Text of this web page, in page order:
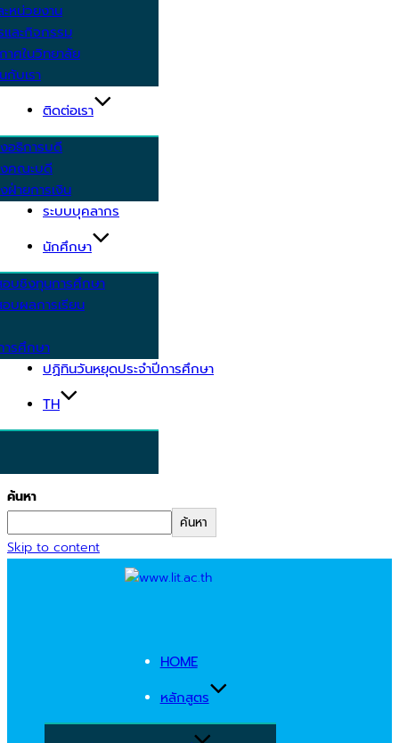
หน่วยงาน
และกิจกรรม
าศในวิทยาลัย
กับเรา
ติดต่อเรา
อธิการบดี
คณะบดี
ฝ่ายการเงิน
ระบบบุคลากร
นักศึกษา
บชิงทุนการศึกษา
บผลการเรียน
รศึกษา
ปฏิทินวันหยุดประจำปีการศึกษา
TH
ค้นหา
ค้นหา
Skip to content
HOME
หลักสูตร